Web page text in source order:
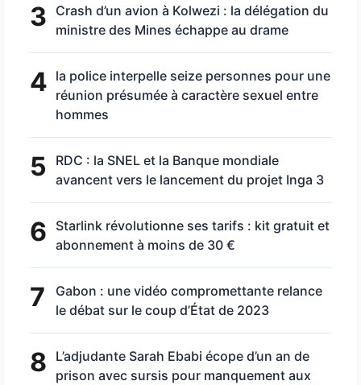
3
Crash d’un avion à Kolwezi : la délégation du
ministre des Mines échappe au drame
4 la police interpelle seize personnes pour une
réunion présumée à caractère sexuel entre
hommes
5
RDC : la SNEL et la Banque mondiale
avancent vers le lancement du projet Inga 3
6
Starlink révolutionne ses tarifs : kit gratuit et
abonnement à moins de 30 €
7
Gabon : une vidéo compromettante relance
le débat sur le coup d’État de 2023
8
L’adjudante Sarah Ebabi écope d’un an de
prison avec sursis pour manquement aux